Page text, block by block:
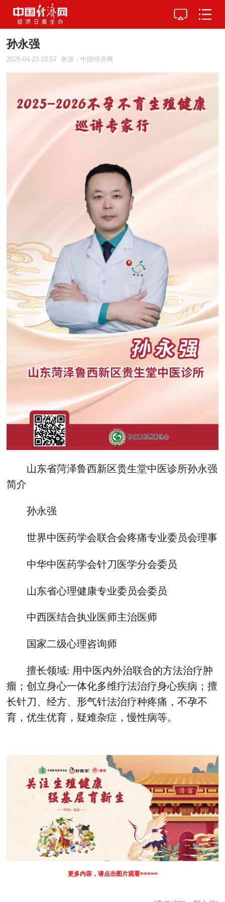
孙永强
2026-04-23 10:57 来源：中国经济网
山东省菏泽鲁西新区贵生堂中医诊所孙永强
简介
孙永强
世界中医药学会联合会疼痛专业委员会理事
中华中医药学会针刀医学分会委员
山东省心理健康专业委员会委员
中西医结合执业医师主治医师
国家二级心理咨询师
擅长领域: 用中医内外治联合的方法治疗肿
瘤；创立身心一体化多维疗法治疗身心疾病；擅
长针刀、经方、形气针法治疗种疼痛，不孕不
育，优生优育，疑难杂症，慢性病等。
更多内容，请点击图片观看>>>>>